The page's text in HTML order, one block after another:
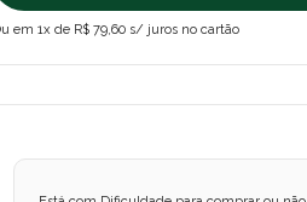
em 1x de R$ 79,60 s/ juros no cartão